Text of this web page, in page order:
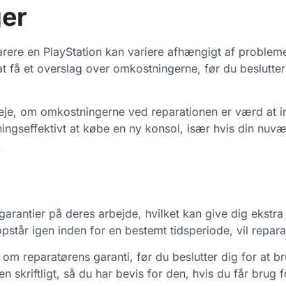
en PlayStation kan variere afhængigt af
få et overslag over omkostningerne, før du
om omkostningerne ved reparationen er værd at
at købe en ny konsol, især hvis din
på deres arbejde, hvilket kan give dig
igen inden for en bestemt tidsperiode, vil
reparatørens garanti, før du beslutter dig for at
skriftligt, så du har bevis for den, hvis du får brug